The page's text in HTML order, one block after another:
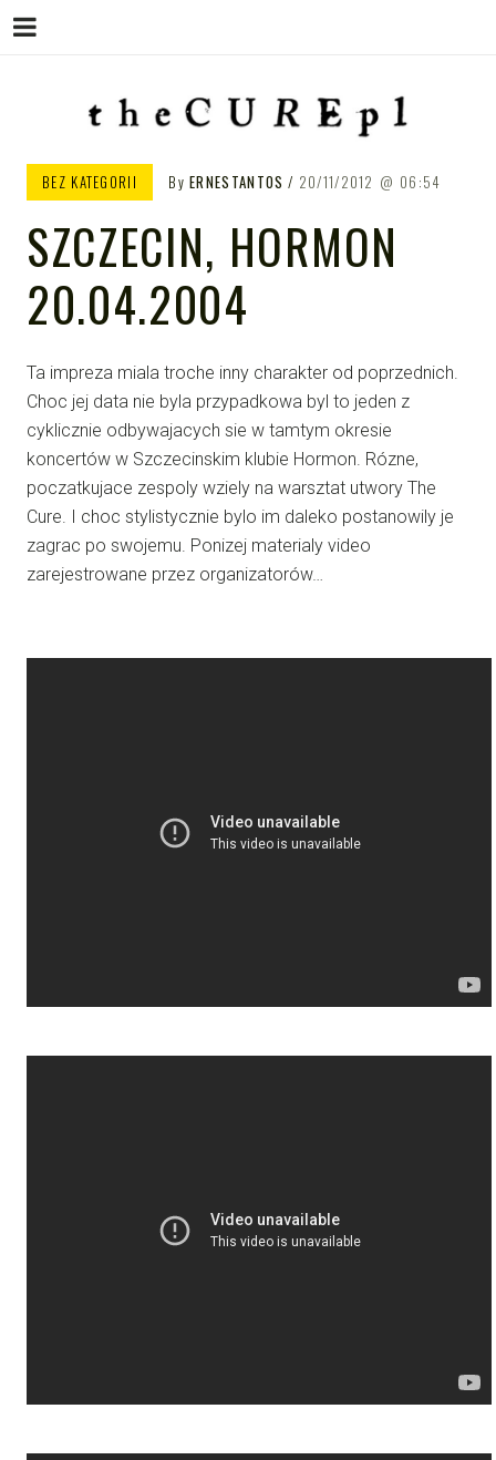
THE CURE PL – POLSKA
STRONA FANÓW ZESPOŁU THE
CURE
BEZ KATEGORII ByERNESTANTOS 20/11/2012 06:54
SZCZECIN, HORMON
20.04.2004
Ta impreza miala troche inny charakter od poprzednich.
Choc jej data nie byla przypadkowa byl to jeden z
cyklicznie odbywajacych sie w tamtym okresie
koncertów w Szczecinskim klubie Hormon. Rózne,
poczatkujace zespoly wziely na warsztat utwory The
Cure. I choc stylistycznie bylo im daleko postanowily je
zagrac po swojemu. Ponizej materialy video
zarejestrowane przez organizatorów…
Menu